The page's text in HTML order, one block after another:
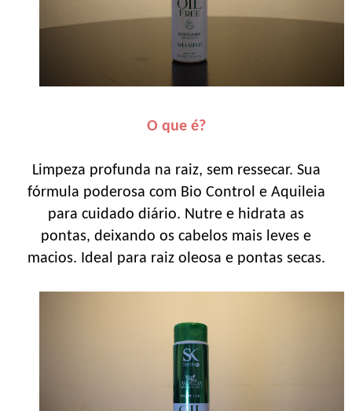
O que é?
Limpeza profunda na raiz, sem ressecar. Sua
fórmula poderosa com Bio Control e Aquileia
para cuidado diário. Nutre e hidrata as
pontas, deixando os cabelos mais leves e
macios. Ideal para raiz oleosa e pontas secas.